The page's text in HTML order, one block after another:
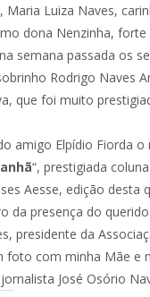
Maria Luiza Naves,
dona Nenzinha, forte
semana passada os
Rodrigo Naves
que foi muito
amigo Elpídio Fiorda
“, prestigiada coluna
Aesse, edição desta
da presença do
presidente da
foto com minha Mãe e
José Osório